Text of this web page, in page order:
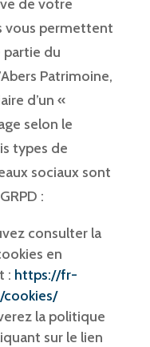
de votre
vous permettent
du
Patrimoine,
d’un «
selon le
types de
sociaux sont
:
consulter la
en
: https://fr-
la politique
sur le lien